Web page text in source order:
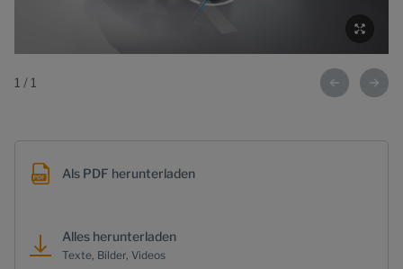
1 / 1
Als PDF herunterladen
Alles herunterladen
Texte, Bilder, Videos